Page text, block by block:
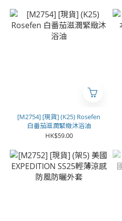
[M2754] [現貨] (K25) Rosefen
白番茄滋潤緊緻沐浴油
HK$59.00